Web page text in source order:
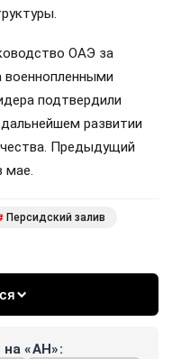
ОАЭ за
военнопленными
подтвердили
развитии
Предыдущий
мае.
Персидский залив
«АН»: